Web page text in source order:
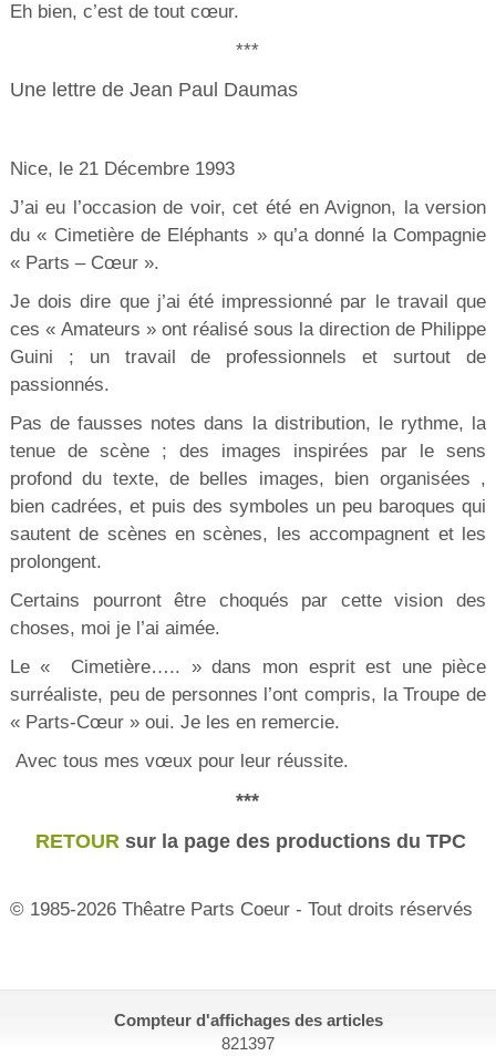
Eh bien, c’est de tout cœur.
***
Une lettre de Jean Paul Daumas
Nice, le 21 Décembre 1993
J’ai eu l’occasion de voir, cet été en Avignon, la version
du « Cimetière de Eléphants » qu’a donné la Compagnie
« Parts – Cœur ».
Je dois dire que j’ai été impressionné par le travail que
ces « Amateurs » ont réalisé sous la direction de Philippe
Guini ; un travail de professionnels et surtout de
passionnés.
Pas de fausses notes dans la distribution, le rythme, la
tenue de scène ; des images inspirées par le sens
profond du texte, de belles images, bien organisées ,
bien cadrées, et puis des symboles un peu baroques qui
sautent de scènes en scènes, les accompagnent et les
prolongent.
Certains pourront être choqués par cette vision des
choses, moi je l’ai aimée.
Le « Cimetière….. » dans mon esprit est une pièce
surréaliste, peu de personnes l’ont compris, la Troupe de
« Parts-Cœur » oui. Je les en remercie.
Avec tous mes vœux pour leur réussite.
***
RETOURsur la page des productions du TPC
© 1985-2026 Thêatre Parts Coeur - Tout droits réservés
Compteur d'affichages des articles
821397